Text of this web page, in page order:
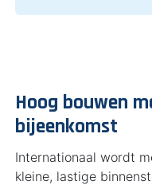
Hoog bouwen
bijeenkomst
Internationaal wordt
kleine, lastige